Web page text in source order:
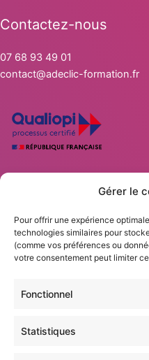
Gérer le
Pour offrir une expérience
technologies similaires pour
(comme vos préférences ou
votre consentement peut limiter
Fonctionnel
Statistiques
Contactez-nous
07 68 93 49 01
contact@adeclic-formation.fr
Nos
Calendrier